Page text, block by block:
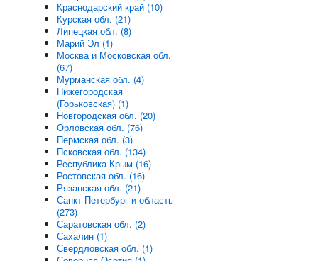
Краснодарский край (10)
Курская обл. (21)
Липецкая обл. (8)
Марий Эл (1)
Москва и Московская обл.
(67)
Мурманская обл. (4)
Нижегородская
(Горьковская) (1)
Новгородская обл. (20)
Орловская обл. (76)
Пермская обл. (3)
Псковская обл. (134)
Республика Крым (16)
Ростовская обл. (16)
Рязанская обл. (21)
Санкт-Петербург и область
(273)
Саратовская обл. (2)
Сахалин (1)
Свердловская обл. (1)